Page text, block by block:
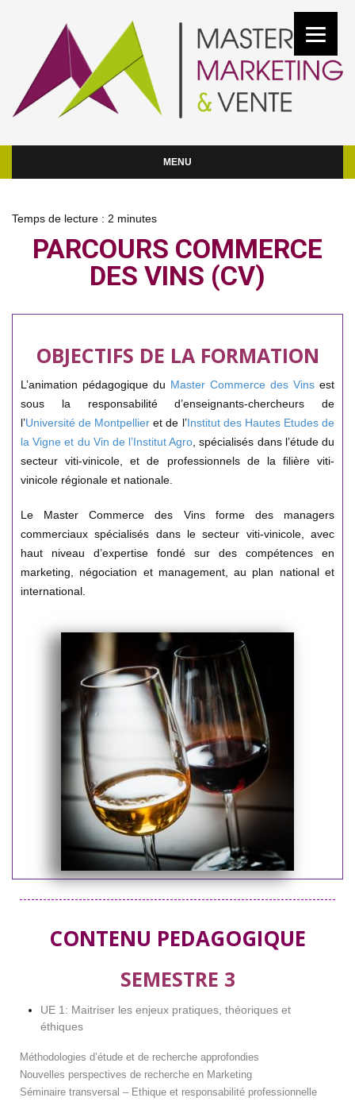
MENU
Temps de lecture : 2 minutes
PARCOURS COMMERCE
DES VINS (CV)
OBJECTIFS DE LA FORMATION
L’animation pédagogique du Master Commerce des Vins est
sous la responsabilité d’enseignants-chercheurs de
l’Université de Montpellier et de l’Institut des Hautes Etudes de
la Vigne et du Vin de l’Institut Agro , spécialisés dans l’étude du
secteur viti-vinicole, et de professionnels de la filière viti-
vinicole régionale et nationale.
Le Master Commerce des Vins forme des managers
commerciaux spécialisés dans le secteur viti-vinicole, avec
haut niveau d’expertise fondé sur des compétences en
marketing, négociation et management, au plan national et
international.
CONTENU PEDAGOGIQUE
SEMESTRE 3
UE 1: Maitriser les enjeux pratiques, théoriques et
éthiques
Méthodologies d’étude et de recherche approfondies
Nouvelles perspectives de recherche en Marketing
Séminaire transversal – Ethique et responsabilité professionnelle